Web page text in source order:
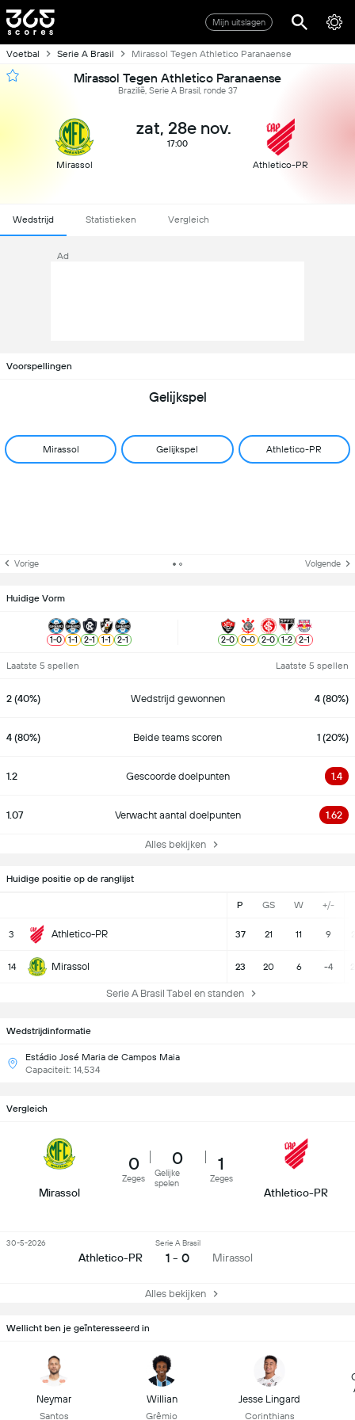
Mijn uitslagen
Voetbal Serie A Brasil Mirassol Tegen Athletico Paranaense
Mirassol Tegen Athletico Paranaense
Brazilië, Serie A Brasil, ronde 37
Mirassol
zat, 28e nov.
17:00
Athletico-PR
Wedstrijd Statistieken Vergleich
Ad
Voorspellingen
Gelijkspel
Mirassol Gelijkspel Athletico-PR
Vorige Volgende
Huidige Vorm
1-0 1-1 2-1 1-1 2-1 2-0 0-0 2-0 1-2 2-1
Laatste 5 spellen Laatste 5 spellen
2 (40%) Wedstrijd gewonnen 4 (80%)
4 (80%) Beide teams scoren 1 (20%)
1.2 Gescoorde doelpunten 1.4
1.07 Verwacht aantal doelpunten 1.62
Alles bekijken
Huidige positie op de ranglijst
P GS W +/-
3 Athletico-PR 37 21 11 9
14 Mirassol 23 20 6 -4
Serie A Brasil Tabel en standen
Wedstrijdinformatie
Estádio José Maria de Campos Maia
Capaciteit: 14,534
Vergleich
Mirassol
0
Zeges
0
Gelijke
spelen
1
Zeges
Athletico-PR
Athletico-PR
Serie A Brasil
1 - 0 Mirassol
30-5-2026
Alles bekijken
Wellicht ben je geïnteresseerd in
Neymar
Santos
Willian
Grêmio
Jesse Lingard
Corinthians